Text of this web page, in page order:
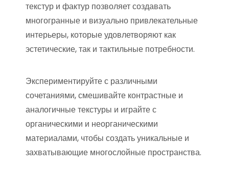
текстур и фактур позволяет создавать
многогранные и визуально привлекательные
интерьеры, которые удовлетворяют как
эстетические, так и тактильные потребности.
Экспериментируйте с различными
сочетаниями, смешивайте контрастные и
аналогичные текстуры и играйте с
органическими и неорганическими
материалами, чтобы создать уникальные и
захватывающие многослойные пространства.